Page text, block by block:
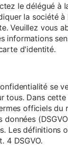
le délégué à
la société
Veuillez vous
informations
d'identité.
se
tous. Dans
officiels du
Les définitions
4 DSGVO.